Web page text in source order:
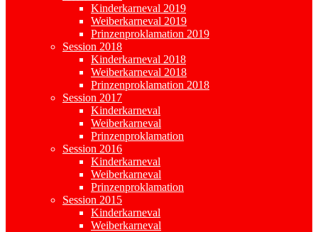
Kinderkarneval 2019
Weiberkarneval 2019
Prinzenproklamation 2019
Session 2018
Kinderkarneval 2018
Weiberkarneval 2018
Prinzenproklamation 2018
Session 2017
Kinderkarneval
Weiberkarneval
Prinzenproklamation
Session 2016
Kinderkarneval
Weiberkarneval
Prinzenproklamation
Session 2015
Kinderkarneval
Weiberkarneval